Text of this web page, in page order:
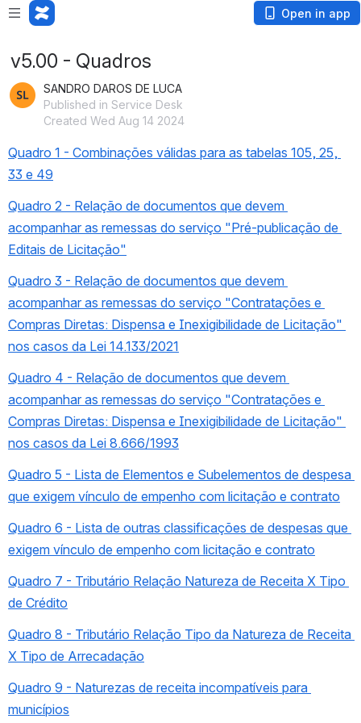
Open in app
v5.00 - Quadros
SANDRO DAROS DE LUCA
Published in Service Desk
Created Wed Aug 14 2024
Quadro 1 - Combinações válidas para as tabelas 105, 25,
33 e 49
Quadro 2 - Relação de documentos que devem
acompanhar as remessas do serviço "Pré-publicação de
Editais de Licitação"
Quadro 3 - Relação de documentos que devem
acompanhar as remessas do serviço "Contratações e
Compras Diretas: Dispensa e Inexigibilidade de Licitação"
nos casos da Lei 14.133/2021
Quadro 4 - Relação de documentos que devem
acompanhar as remessas do serviço "Contratações e
Compras Diretas: Dispensa e Inexigibilidade de Licitação"
nos casos da Lei 8.666/1993
Quadro 5 - Lista de Elementos e Subelementos de despesa
que exigem vínculo de empenho com licitação e contrato
Quadro 6 - Lista de outras classificações de despesas que
exigem vínculo de empenho com licitação e contrato
Quadro 7 - Tributário Relação Natureza de Receita X Tipo
de Crédito
Quadro 8 - Tributário Relação Tipo da Natureza de Receita
X Tipo de Arrecadação
Quadro 9 - Naturezas de receita incompatíveis para
municípios